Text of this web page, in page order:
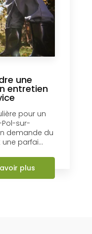
une
entretien
pour un
sur-
demande du
parfai...
plus